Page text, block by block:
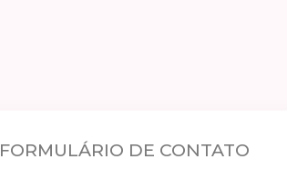
FORMULÁRIO DE CONTATO